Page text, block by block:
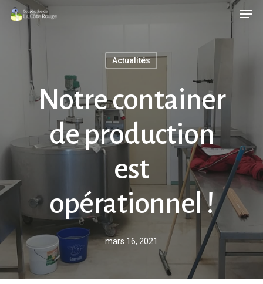
Skip
content
Actualités
Notre container
de production
est
opérationnel !
mars 16, 2021